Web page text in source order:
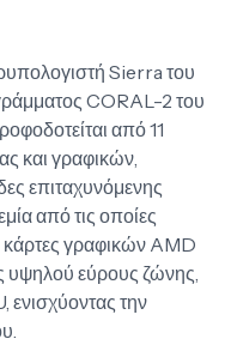
Sierra του
CORAL-2 του
από 11
και γραφικών,
επιταχυνόμενης
από τις οποίες
γραφικών AMD
εύρους ζώνης,
ενισχύοντας την